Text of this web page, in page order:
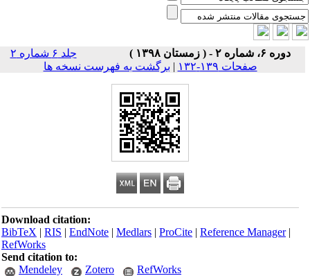
دوره ۶، شماره ۲ - ( زمستان ۱۳۹۸ )
جلد ۶ شماره ۲
صفحات ۱۳۹-۱۳۲
| برگشت به فهرست نسخه ها
Download citation:
BibTeX|RIS|EndNote|Medlars|ProCite|Reference Manager
RefWorks
Send citation to:
Mendeley
Zotero RefWorks